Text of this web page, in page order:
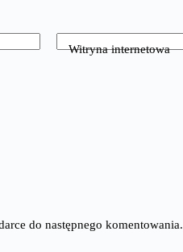
Witryna internetowa
do następnego komentowania.